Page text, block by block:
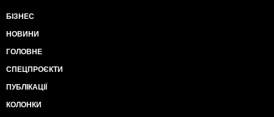
БІЗНЕС
НОВИНИ
ГОЛОВНЕ
СПЕЦПРОЄКТИ
ПУБЛІКАЦІЇ
КОЛОНКИ